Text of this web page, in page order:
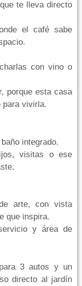
te lleva directo
el café sabe
con vino o
porque esta casa
para vivirla.
integrado.
visitas o ese
arte, con vista
que inspira.
y área de
3 autos y un
directo al jardín